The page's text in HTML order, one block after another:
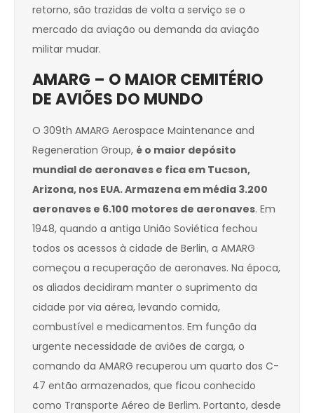
retorno, são trazidas de volta a serviço se o
mercado da aviação ou demanda da aviação
militar mudar.
AMARG – O MAIOR CEMITÉRIO
DE AVIÕES DO MUNDO
O 309th AMARG Aerospace Maintenance and
Regeneration Group, é o maior depósito
mundial de aeronaves e fica em Tucson,
Arizona, nos EUA. Armazena em média 3.200
aeronaves e 6.100 motores de aeronaves. Em
1948, quando a antiga União Soviética fechou
todos os acessos à cidade de Berlin, a AMARG
começou a recuperação de aeronaves. Na época,
os aliados decidiram manter o suprimento da
cidade por via aérea, levando comida,
combustível e medicamentos. Em função da
urgente necessidade de aviões de carga, o
comando da AMARG recuperou um quarto dos C-
47 então armazenados, que ficou conhecido
como Transporte Aéreo de Berlim. Portanto, desde